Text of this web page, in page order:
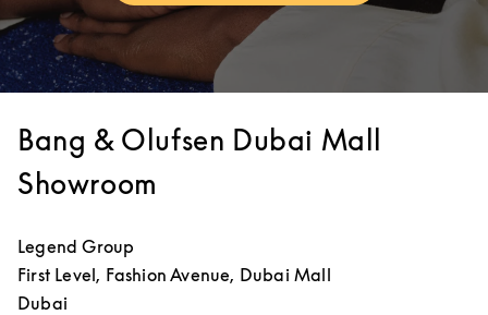
Bang & Olufsen Dubai Mall
Showroom
Legend Group
First Level, Fashion Avenue, Dubai Mall
Dubai